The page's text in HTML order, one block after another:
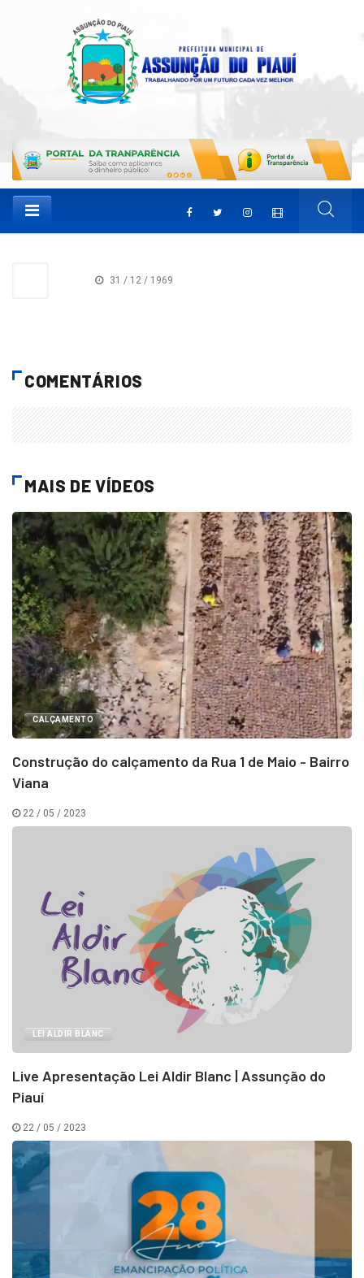
31 / 12 / 1969
COMENTÁRIOS
MAIS DE VÍDEOS
CALÇAMENTO
Construção do calçamento da Rua 1 de Maio - Bairro
Viana
22 / 05 / 2023
LEI ALDIR BLANC
Live Apresentação Lei Aldir Blanc | Assunção do
Piauí
22 / 05 / 2023